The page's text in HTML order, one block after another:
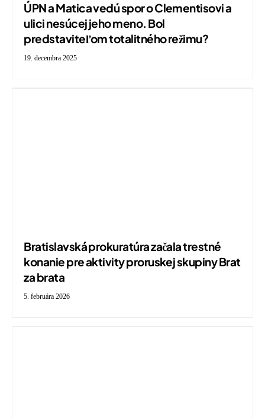
ÚPN a Matica vedú spor o Clementisovi a
ulici nesúcej jeho meno. Bol
predstaviteľom totalitného režimu?
19. decembra 2025
Bratislavská prokuratúra začala trestné
konanie pre aktivity proruskej skupiny Brat
za brata
5. februára 2026